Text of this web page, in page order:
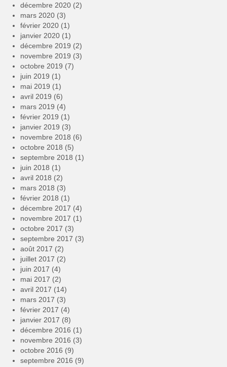
décembre 2020 (2)
mars 2020 (3)
février 2020 (1)
janvier 2020 (1)
décembre 2019 (2)
novembre 2019 (3)
octobre 2019 (7)
juin 2019 (1)
mai 2019 (1)
avril 2019 (6)
mars 2019 (4)
février 2019 (1)
janvier 2019 (3)
novembre 2018 (6)
octobre 2018 (5)
septembre 2018 (1)
juin 2018 (1)
avril 2018 (2)
mars 2018 (3)
février 2018 (1)
décembre 2017 (4)
novembre 2017 (1)
octobre 2017 (3)
septembre 2017 (3)
août 2017 (2)
juillet 2017 (2)
juin 2017 (4)
mai 2017 (2)
avril 2017 (14)
mars 2017 (3)
février 2017 (4)
janvier 2017 (8)
décembre 2016 (1)
novembre 2016 (3)
octobre 2016 (9)
septembre 2016 (9)